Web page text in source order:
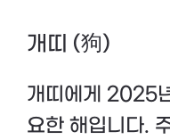
개띠 (狗)
개띠에게 2025
요한 해입니다.